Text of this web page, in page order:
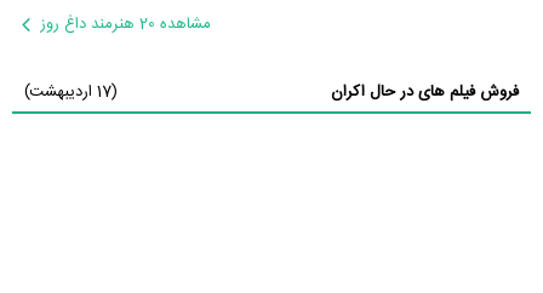
مشاهده 20 هنرمند داغ روز
فروش فیلم های در حال اکران (17 اردیبهشت)